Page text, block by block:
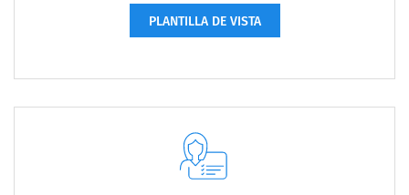
PLANTILLA DE VISTA